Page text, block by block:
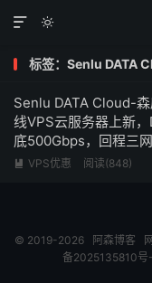


标签：Senlu DATA
Senlu DATA Cloud-
线VPS云服务器上新
底500Gbps，回程三
拟化2核心2G内存低
 VPS优惠 阅读(848)
© 2019-2026 阿森博客
备2025135810号